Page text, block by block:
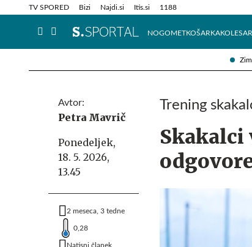
TV SPORED Bizi Najdi.si Itis.si 1188
NOGOMETKOŠARKA
Info in obvestila Tehnik
Avtor:
Petra Mavrič
Ponedeljek,
18. 5. 2026,
13.45
2 meseca, 3 tedne
0,28
Natisni članek
Trening